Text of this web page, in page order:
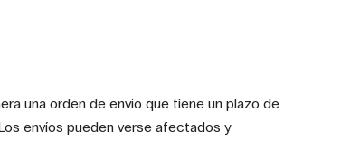
una orden de envío que tiene un plazo de
envíos pueden verse afectados y